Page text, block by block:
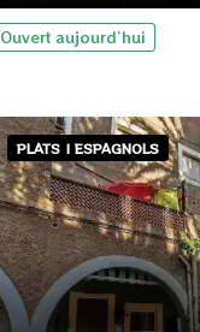
Ouvert aujourd’hui
PLATS | ESPAGNOLS